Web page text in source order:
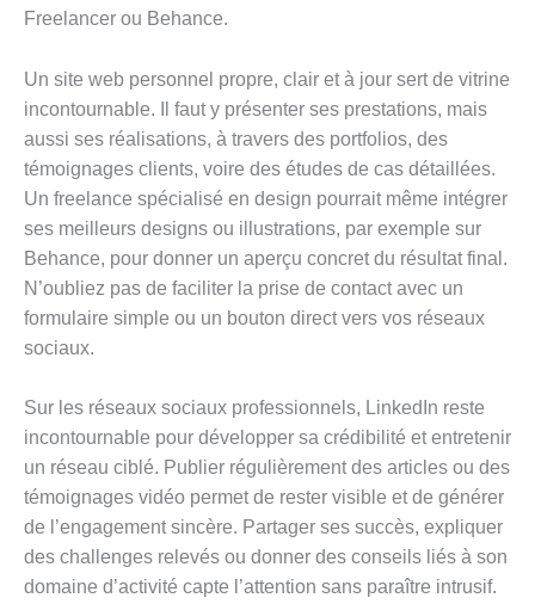
Freelancer ou Behance.
Un site web personnel propre, clair et à jour sert de vitrine
incontournable. Il faut y présenter ses prestations, mais
aussi ses réalisations, à travers des portfolios, des
témoignages clients, voire des études de cas détaillées.
Un freelance spécialisé en design pourrait même intégrer
ses meilleurs designs ou illustrations, par exemple sur
Behance, pour donner un aperçu concret du résultat final.
N’oubliez pas de faciliter la prise de contact avec un
formulaire simple ou un bouton direct vers vos réseaux
sociaux.
Sur les réseaux sociaux professionnels, LinkedIn reste
incontournable pour développer sa crédibilité et entretenir
un réseau ciblé. Publier régulièrement des articles ou des
témoignages vidéo permet de rester visible et de générer
de l’engagement sincère. Partager ses succès, expliquer
des challenges relevés ou donner des conseils liés à son
domaine d’activité capte l’attention sans paraître intrusif.